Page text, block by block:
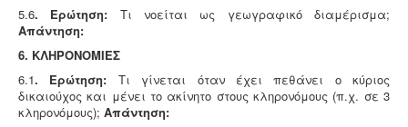
5.6. Ερώτηση: Τι νοείται ως γεωγραφικό διαμέρισμα;
Απάντηση:
6. ΚΛΗΡΟΝΟΜΙΕΣ
6.1. Ερώτηση: Τι γίνεται όταν έχει πεθάνει ο κύριος
δικαιούχος και μένει το ακίνητο στους κληρονόμους (π.χ. σε 3
κληρονόμους); Απάντηση: